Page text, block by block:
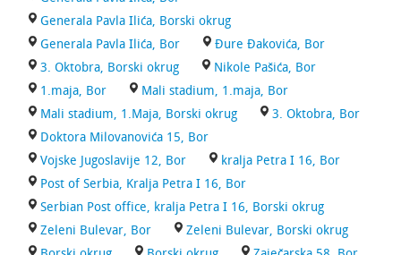
Generala Pavla Ilića, Borski okrug
Generala Pavla Ilića, Bor
Đure Đakovića, Bor
3. Oktobra, Borski okrug
Nikole Pašića, Bor
1.maja, Bor
Mali stadium, 1.maja, Bor
Mali stadium, 1.Maja, Borski okrug
3. Oktobra, Bor
Doktora Milovanovića 15, Bor
Vojske Jugoslavije 12, Bor
kralja Petra I 16, Bor
Post of Serbia, Kralja Petra I 16, Bor
Serbian Post office, kralja Petra I 16, Borski okrug
Zeleni Bulevar, Bor
Zeleni Bulevar, Borski okrug